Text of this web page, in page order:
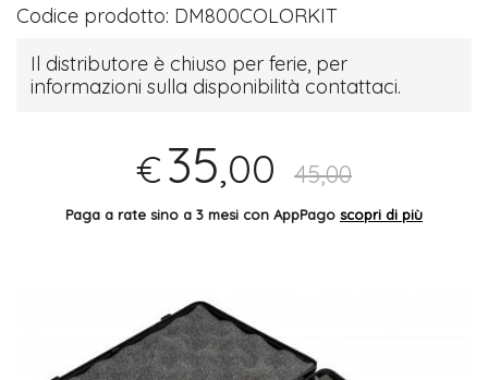
Codice prodotto: DM800COLORKIT
Il distributore è chiuso per ferie, per
informazioni sulla disponibilità contattaci.
€35,00 45,00
Paga a rate sino a 3 mesi con AppPago scopri di più